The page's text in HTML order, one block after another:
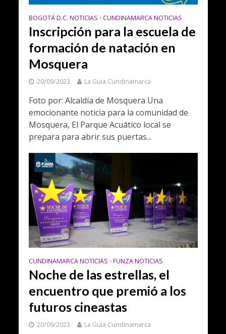
BOGOTÁ D.C. NOTICIAS • CUNDINAMARCA NOTICIAS
Inscripción para la escuela de
formación de natación en
Mosquera
20/09/2023 La Guia Cundinamarca
Foto por: Alcaldía de Mosquera Una
emocionante noticia para la comunidad de
Mosquera, El Parque Acuático local se
prepara para abrir sus puertas...
CUNDINAMARCA NOTICIAS • FUNZA NOTICIAS
Noche de las estrellas, el
encuentro que premió a los
futuros cineastas
20/09/2023 La Guia Cundinamarca